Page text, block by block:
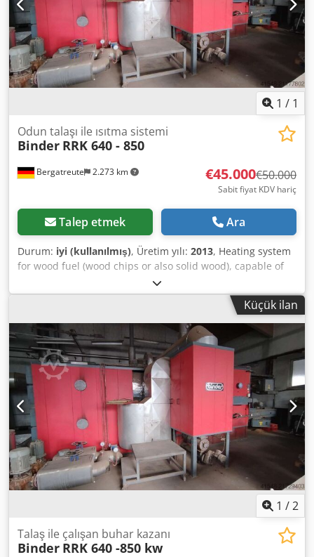
1 / 1
Bergatreute 2.273 km
Odun talaşı ile ısıtma sistemi
Binder RRK 640 - 850
€45.000€50.000
Sabit fiyat KDV hariç
Talep etmek Ara
Durum: iyi (kullanılmış), Üretim yılı: 2013, Heating system
for wood fuel (wood chips or also solid wood), capable of
generating steam up to 150°C, but also suitable for hot
water applications. Hydraulic feed allows for larger fuel
material. Heating output up to 850 kW, but can also
achieve up to 1 MW thermal capacity. System is currently
in storage. Dcsdpsyhlrmefx Afkok
Küçük ilan
1 /2
Talaş ile çalışan buhar kazanı
Binder RRK 640 -850 kw